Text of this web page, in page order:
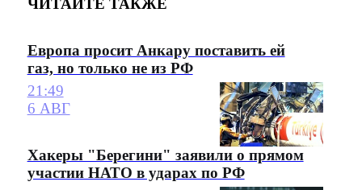
ЧИТАЙТЕ ТАКЖЕ
Европа просит Анкару поставить ей
газ, но только не из РФ
21:49
6 АВГ
Хакеры "Берегини" заявили о прямом
участии НАТО в ударах по РФ